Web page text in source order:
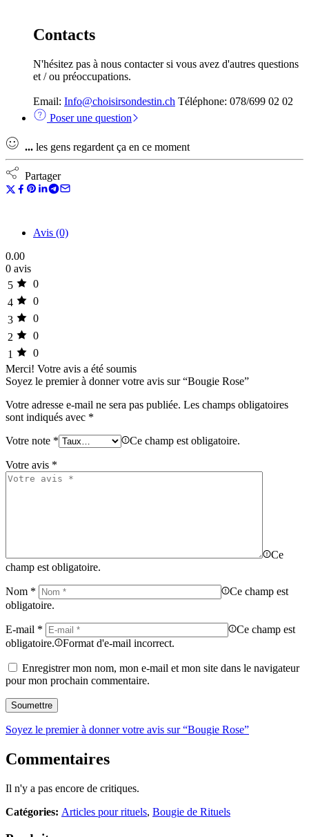
Contacts
N'hésitez pas à nous contacter si vous avez d'autres questions
et / ou préoccupations.
Email: Info@choisirsondestin.ch Téléphone: 078/699 02 02
Poser une question
... les gens regardent ça en ce moment
Partager
Avis (0)
0.00
0 avis
5
0
4
0
3
0
2
0
1
0
Merci! Votre avis a été soumis
Soyez le premier à donner votre avis sur “Bougie Rose”
Votre adresse e-mail ne sera pas publiée. Les champs obligatoires
sont indiqués avec *
Votre note * Ce champ est obligatoire.
Votre avis *
Ce
champ est obligatoire.
Nom *
Ce champ est
obligatoire.
E-mail *
Ce champ est
obligatoire.
Format d'e-mail incorrect.
Enregistrer mon nom, mon e-mail et mon site dans le navigateur
pour mon prochain commentaire.
Soyez le premier à donner votre avis sur “Bougie Rose”
Commentaires
Il n'y a pas encore de critiques.
Catégories: Articles pour rituels, Bougie de Rituels